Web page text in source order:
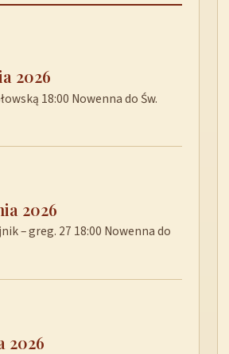
2026
18:00 Nowenna do Św.
2026
– greg. 27 18:00 Nowenna do
2026